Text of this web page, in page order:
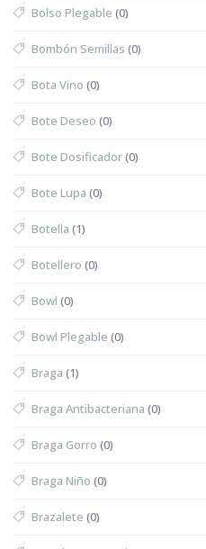
Bolso Plegable (0)
Bombón Semillas (0)
Bota Vino (0)
Bote Deseo (0)
Bote Dosificador(0)
Bote Lupa (0)
Botella (1)
Botellero (0)
Bowl (0)
Bowl Plegable (0)
Braga (1)
Braga Antibacteriana (0)
Braga Gorro (0)
Braga Niño (0)
Brazalete (0)